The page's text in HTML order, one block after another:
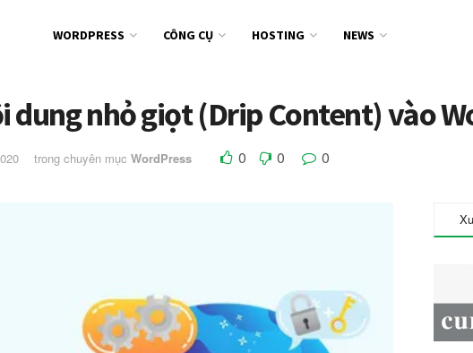
WORDPRESS CÔNG CỤ HOSTING NEWS
dung nhỏ giọt (Drip Content) vào
trong chuyên mục WordPress 0 0 0